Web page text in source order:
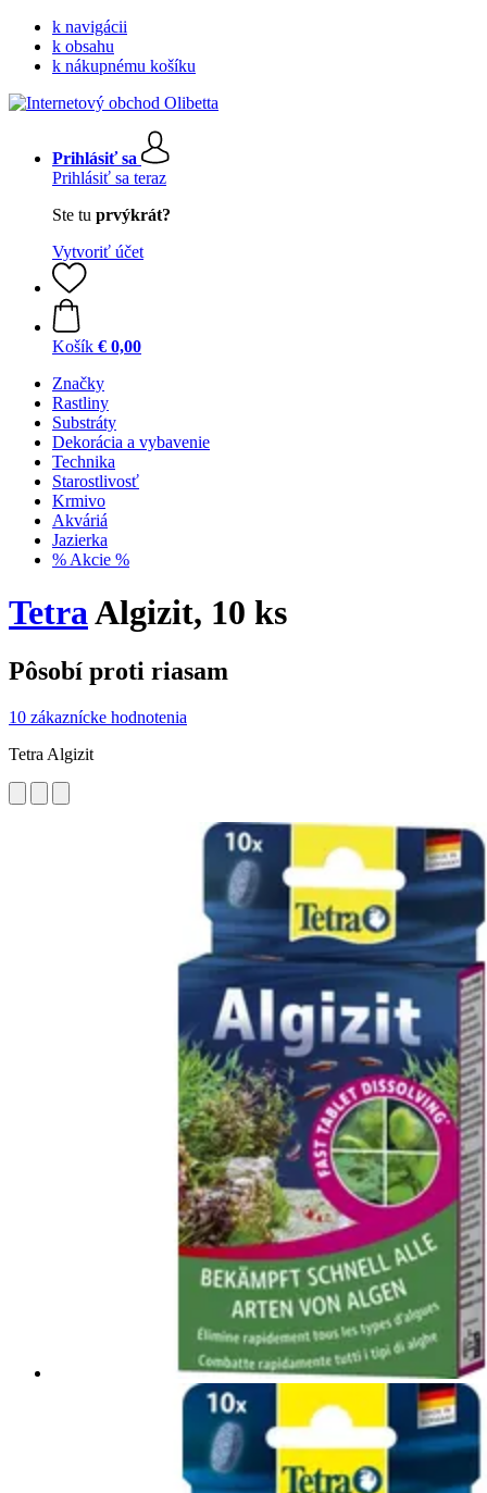
k navigácii
k obsahu
k nákupnému košíku
Prihlásiť sa
Prihlásiť sa teraz
Ste tu prvýkrát?
Vytvoriť účet
Košík € 0,00
Značky
Rastliny
Substráty
Dekorácia a vybavenie
Technika
Starostlivosť
Krmivo
Akváriá
Jazierka
% Akcie %
TetraAlgizit, 10 ks
Pôsobí proti riasam
10 zákaznícke hodnotenia
Tetra Algizit